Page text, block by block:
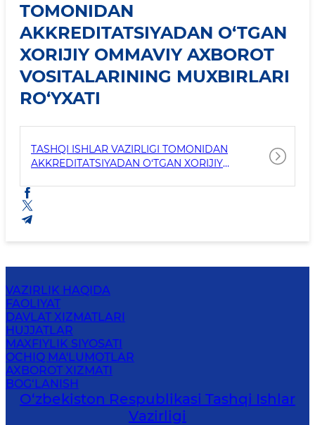
TOMONIDAN
AKKREDITATSIYADAN O‘TGAN
XORIJIY OMMAVIY AXBOROT
VOSITALARINING MUXBIRLARI
RO‘YXATI
TASHQI ISHLAR VAZIRLIGI TOMONIDAN
AKKREDITATSIYADAN O‘TGAN XORIJIY
VAZIRLIK HAQIDA
FAOLIYAT
DAVLAT XIZMATLARI
HUJJATLAR
MAXFIYLIK SIYOSATI
OCHIQ MA'LUMOTLAR
AXBOROT XIZMATI
BOG‘LANISH
O‘zbеkistоn Rеspublikаsi Tashqi Ishlаr
Vаzirligi